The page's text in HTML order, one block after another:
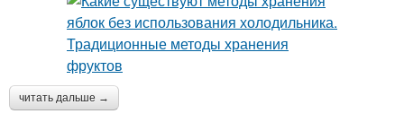
читать дальше →